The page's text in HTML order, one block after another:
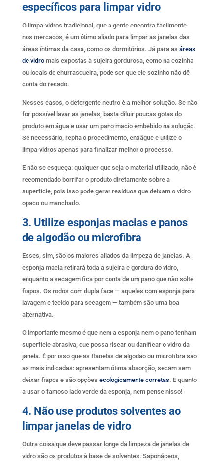
específicos para limpar vidro
O limpa-vidros tradicional, que a gente encontra facilmente
nos mercados, é um ótimo aliado para limpar as janelas das
áreas íntimas da casa, como os dormitórios. Já para as áreas
de vidromais expostas à sujeira gordurosa, como na cozinha
ou locais de churrasqueira, pode ser que ele sozinho não dê
conta do recado.
Nesses casos, o detergente neutro é a melhor solução. Se não
for possível lavar as janelas, basta diluir poucas gotas do
produto em água e usar um pano macio embebido na solução.
Se necessário, repita o procedimento, enxágue e utilize o
limpa-vidros apenas para finalizar melhor o processo.
E não se esqueça: qualquer que seja o material utilizado, não é
recomendado borrifar o produto diretamente sobre a
superfície, pois isso pode gerar resíduos que deixam o vidro
opaco ou manchado.
3. Utilize esponjas macias e panos
de algodão ou microfibra
Esses, sim, são os maiores aliados da limpeza de janelas. A
esponja macia retirará toda a sujeira e gordura do vidro,
enquanto a secagem fica por conta de um pano que não solte
fiapos. Os rodos com dupla face — aqueles com esponja para
lavagem e tecido para secagem — também são uma boa
alternativa.
O importante mesmo é que nem a esponja nem o pano tenham
superfície abrasiva, que possa riscar ou danificar o vidro da
janela. É por isso que as flanelas de algodão ou microfibra são
as mais indicadas: apresentam ótima absorção, secam sem
deixar fiapos e são opções ecologicamente corretas. E quanto
a usar o famoso lado verde da esponja, nem pense nisso!
4. Não use produtos solventes ao
limpar janelas de vidro
Outra coisa que deve passar longe da limpeza de janelas de
vidro são os produtos à base de solventes. Saponáceos,